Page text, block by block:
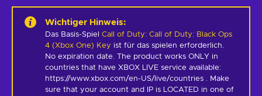
Wichtiger Hinweis:
Das Basis-Spiel Call of Duty: Call of Duty: Black Ops
4 (Xbox One) Key ist für das spielen erforderlich.
No expiration date. The product works ONLY in
countries that have XBOX LIVE service available:
https://www.xbox.com/en-US/live/countries . Make
sure that your account and IP is LOCATED in one of